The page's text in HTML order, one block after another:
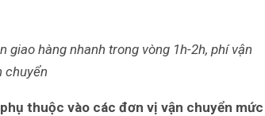
hàng nhanh trong vòng 1h-2h, phí vận
chuyển
thuộc vào các đơn vị vận chuyển mức